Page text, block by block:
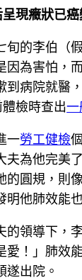
現癥狀已癌
旬的李伯（
因為害怕，
到病院就醫
檢時查出一
一勞工健檢
夫為他完美
的圓規，則
明他肺效能
的領導下，
愛！」肺效
遂出院。